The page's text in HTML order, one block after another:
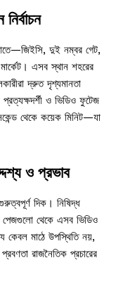
দুই নম্বর গেট,
এসব স্থান শহরের
দ্রুত দৃশ্যমানতা
ও ভিডিও ফুটেজ
থেকে কয়েক মিনিট—যা
ও প্রভাব
দিক। নিষিদ্ধ
পেজগুলো থেকে এসব ভিডিও
কেবল মাঠে উপস্থিতি নয়,
রাজনৈতিক প্রচারের